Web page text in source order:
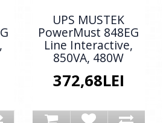
UPS MUSTEK
PowerMust 848EG
Line Interactive,
850VA, 480W
372,68LEI